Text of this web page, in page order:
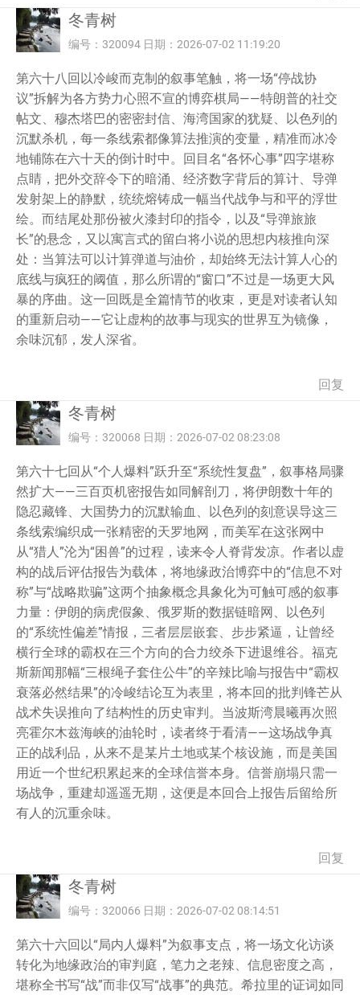
冬青树
编号：320094 日期：2026-07-02 11:19:20
第六十八回以冷峻而克制的叙事笔触，将一场“停战协
议”拆解为各方势力心照不宣的博弈棋局——特朗普的社交
帖文、穆杰塔巴的密密封信、海湾国家的犹疑、以色列的
沉默杀机，每一条线索都像算法推演的变量，精准而冰冷
地铺陈在六十天的倒计时中。回目名“各怀心事”四字堪称
点睛，把外交辞令下的暗涌、经济数字背后的算计、导弹
发射架上的静默，统统熔铸成一幅当代战争与和平的浮世
绘。而结尾处那份被火漆封印的指令，以及“导弹旅旅
长”的悬念，又以寓言式的留白将小说的思想内核推向深
处：当算法可以计算弹道与油价，却始终无法计算人心的
底线与疯狂的阈值，那么所谓的“窗口”不过是一场更大风
暴的序曲。这一回既是全篇情节的收束，更是对读者认知
的重新启动——它让虚构的故事与现实的世界互为镜像，
余味沉郁，发人深省。
回复
冬青树
编号：320068 日期：2026-07-02 08:23:08
第六十七回从“个人爆料”跃升至“系统性复盘”，叙事格局骤
然扩大——三百页机密报告如同解剖刀，将伊朗数十年的
隐忍藏锋、大国势力的沉默输血、以色列的刻意误导这三
条线索编织成一张精密的天罗地网，而美军在这张网中
从“猎人”沦为“困兽”的过程，读来令人脊背发凉。作者以虚
构的战后评估报告为载体，将地缘政治博弈中的“信息不对
称”与“战略欺骗”这两个抽象概念具象化为可触可感的叙事
力量：伊朗的病虎假象、俄罗斯的数据链暗网、以色列
的“系统性偏差”情报，三者层层嵌套、步步紧逼，让曾经
横行全球的霸权在三个方向的合力绞杀下进退维谷。福克
斯新闻那幅“三根绳子套住公牛”的辛辣比喻与报告中“霸权
衰落必然结果”的冷峻结论互为表里，将本回的批判锋芒从
战术失误推向了结构性的历史审判。当波斯湾晨曦再次照
亮霍尔木兹海峡的油轮时，读者终于看清——这场战争真
正的战利品，从来不是某片土地或某个核设施，而是美国
用近一个世纪积累起来的全球信誉本身。信誉崩塌只需一
场战争，重建却遥遥无期，这便是本回合上报告后留给所
有人的沉重余味。
回复
冬青树
编号：320066 日期：2026-07-02 08:14:51
第六十六回以“局内人爆料”为叙事支点，将一场文化访谈
转化为地缘政治的审判庭，笔力之老辣、信息密度之高，
堪称全书写“战”而非仅写“战事”的典范。希拉里的证词如同